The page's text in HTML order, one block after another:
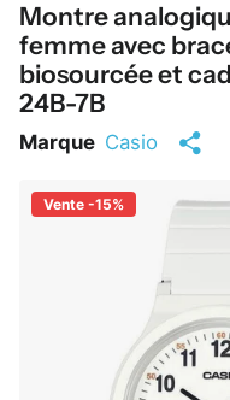
Montre
femme avec
biosourcée et
24B-7B
Marque Casio
Vente -15%